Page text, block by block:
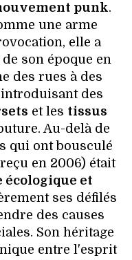
punk.
une arme
elle a
son époque en
des rues à des
des
et les tissus
Au-delà de
qui ont bousculé
en 2006) était
et
ses défilés
des causes
Son héritage
entre l'esprit